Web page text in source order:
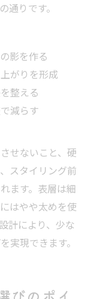
通りです。
影を作る
がりを形成
整える
減らす
せないこと、硬
スタイリング前
ます。表層は細
はやや太めを使
計により、少な
実現できます。